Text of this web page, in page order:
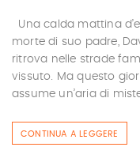
Una calda mattina
morte di suo padre,
ritrova nelle strade
vissuto. Ma questo
assume un’aria di
CONTINUA A LEGGERE